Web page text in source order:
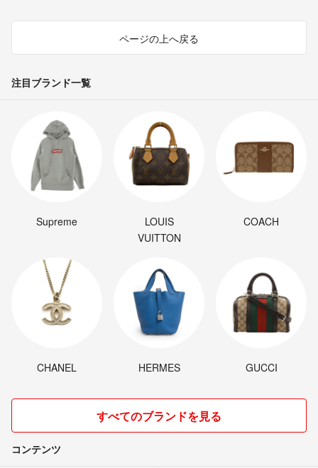
ページの上へ戻る
注目ブランド一覧
Supreme
LOUIS
VUITTON
COACH
CHANEL HERMES GUCCI
すべてのブランドを見る
コンテンツ